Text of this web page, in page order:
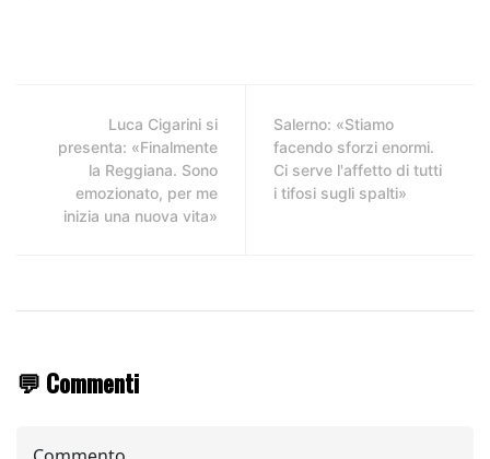
Luca Cigarini si
presenta: «Finalmente
la Reggiana. Sono
emozionato, per me
inizia una nuova vita»
Salerno: «Stiamo
facendo sforzi enormi.
Ci serve l'affetto di tutti
i tifosi sugli spalti»
💬 Commenti